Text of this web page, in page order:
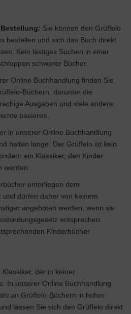
Sie können den Grüffelo
bestellen und sich das Buch direkt
Kein lästiges Suchen in einer
schwerer Bücher.
Online Buchhandlung finden Sie
Büchern, darunter die
Ausgaben und viele andere
basieren.
in unserer Online Buchhandlung
halten lange. Der Grüffelo ist kein
ein Klassiker, den Kinder
werden.
unterliegen dem
und dürfen daher von keinem
angeboten werden, wenn sie
entsprechen.
Kinderbücher
der in keiner
In unserer Online Buchhandlung
an Grüffelo-Büchern in hoher
lassen Sie sich den Grüffelo direkt